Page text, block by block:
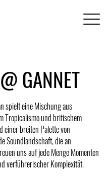
GANNET
spielt eine Mischung aus
Tropicalismo und britischem
einer breiten Palette von
Soundlandschaft, die an
uns auf jede Menge Momenten
verführerischer Komplexität.